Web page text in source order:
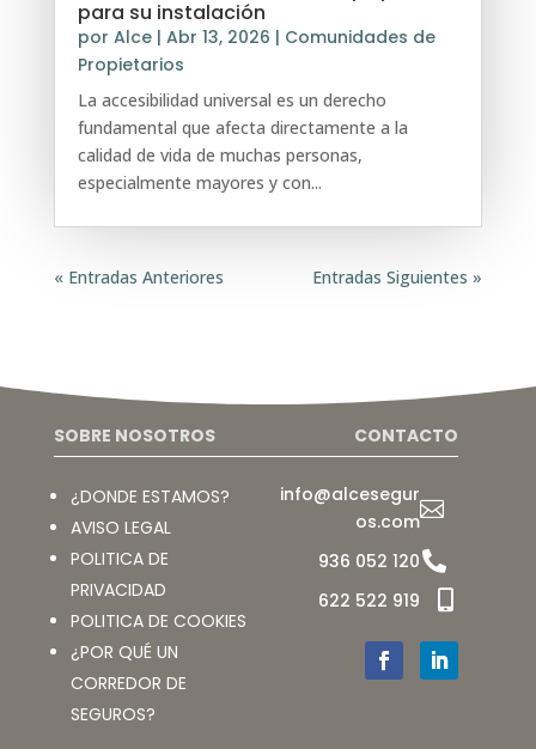
para su instalación
por Alce| Abr 13, 2026 | Comunidades de
Propietarios
La accesibilidad universal es un derecho
fundamental que afecta directamente a la
calidad de vida de muchas personas,
especialmente mayores y con...
« Entradas Anteriores Entradas Siguientes »
SOBRE NOSOTROS
¿DONDE ESTAMOS?
AVISO LEGAL
POLITICA DE
PRIVACIDAD
POLITICA DE COOKIES
¿POR QUÉ UN
CORREDOR DE
SEGUROS?
CONTACTO

info@alcesegur
os.com

936 052 120

622 522 919